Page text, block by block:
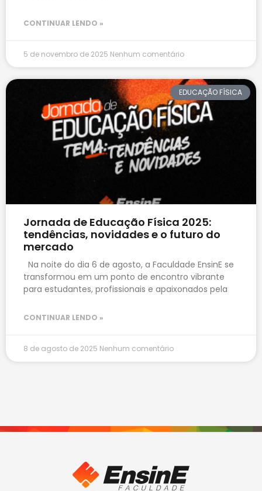
CONTINUAR LENDO »
5 de novembro de 2025 Nenhum comentário
EDUCAÇÃO FÍSICA
Jornada de Educação Física 2025:
tendências, novidades e o futuro do
mercado
Na noite do dia 6 de agosto, a Faculdade EnsinE se
transformou em um ponto de encontro vibrante
para estudantes, profissionais e apaixonados pela
CONTINUAR LENDO »
8 de agosto de 2025 Nenhum comentário